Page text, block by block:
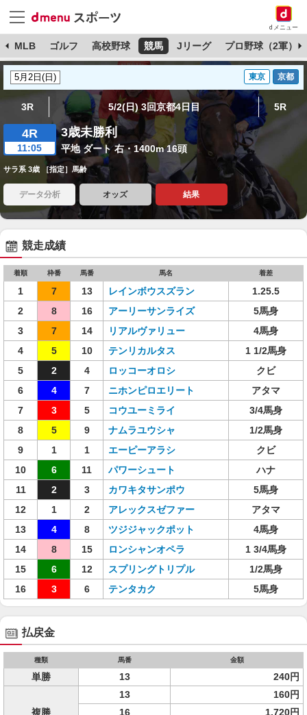
dメニュー
MLB ゴルフ 高校野球 競馬 Jリーグ プロ野球（2軍）
東京 京都
3R 5/2(日) 3回京都4日目 5R
4R
11:05
3歳未勝利
平地 ダート 右・1400m 16頭
サラ系 3歳 ［指定］馬齢
データ分析 オッズ 結果
競走成績
着順 枠番 馬番 馬名 着差
1 7 13 レインボウスズラン
1.25.5
2
8 16 アーリーサンライズ
5馬身
3
7 14 リアルヴァリュー
4馬身
4
5 10 テンリカルタス
1 1/2馬身
5
2 4 ロッコーオロシ
クビ
6
4 7 ニホンピロエリート
アタマ
7
3 5 コウユーミライ
3/4馬身
8
5 9 ナムラユウシャ
1/2馬身
9
1 1 エーピーアラシ
クビ
10
6 11 パワーシュート
ハナ
11
2 3 カワキタサンポウ
5馬身
12
1 2 アレックスゼファー
アタマ
13
4 8 ツジジャックポット
4馬身
14
8 15 ロンシャンオペラ
1 3/4馬身
15
6 12 スプリングトリプル
1/2馬身
16
3 6 テンタカク 5馬身
払戻金
種類 馬番 金額
単勝 13 240円
複勝
13
160円
16
1,720円